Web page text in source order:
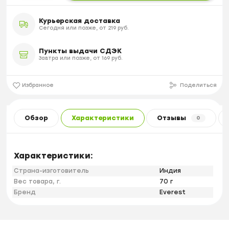
Курьерская доставка
Сегодня или позже, от 219 руб.
Пункты выдачи СДЭК
Завтра или позже, от 169 руб.
Избранное Поделиться
Обзор Характеристики Отзывы 0
Характеристики:
Страна-изготовитель
Индия
Вес товара, г.
70 г
Бренд
Everest